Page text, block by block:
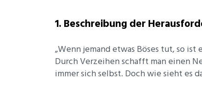
1. Beschreibung der
„Wenn jemand etwas Böses tut, so
Durch Verzeihen schafft man einen
immer sich selbst. Doch wie sieht es